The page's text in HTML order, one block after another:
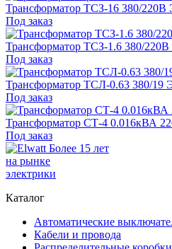
Трансформатор ТСЗ-16 380/220В
Под заказ
Трансформатор ТСЗ-1.6 380/
Под заказ
Трансформатор ТСЛ-0.63 380/19
Под заказ
Трансформатор СТ-4 0.016кВА
Под заказ
Более 15 лет
на рынке
электрики
Каталог
Автоматические
Кабели и провода